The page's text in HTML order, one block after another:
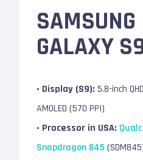
SAMSUNG
GALAXY
• Display (S9): 5.8-inch
AMOLED (570 PPI)
• Processor in USA:
Snapdragon 845